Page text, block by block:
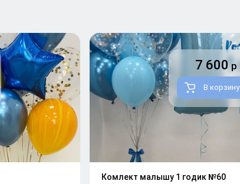
Комлект малышу 1 годик №60
7 600р
В корзину